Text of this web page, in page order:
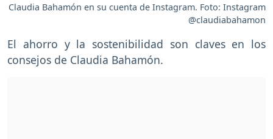
Claudia Bahamón en su cuenta de Instagram. Foto: Instagram
@claudiabahamon
El ahorro y la sostenibilidad son claves en los
consejos de Claudia Bahamón.